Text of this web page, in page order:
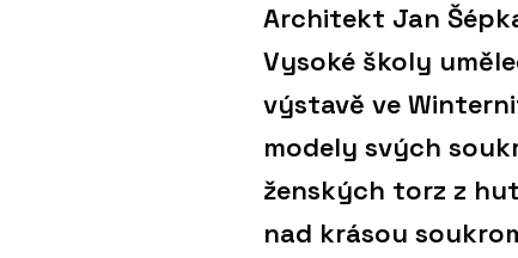
Architekt Jan
Vysoké školy
výstavě ve
modely svých
ženských torz z
nad krásou